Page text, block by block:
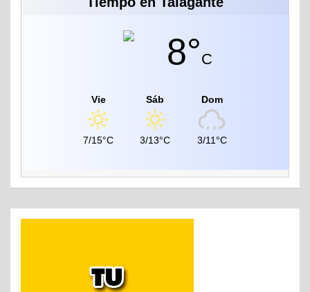
8°C
Vie
7/15°C
Sáb
3/13°C
Dom
3/11°C